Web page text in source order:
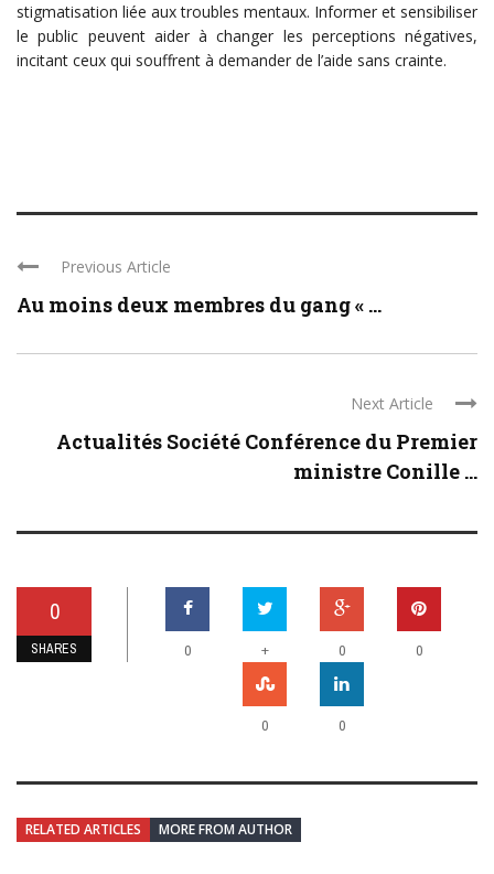
stigmatisation liée aux troubles mentaux. Informer et sensibiliser
le public peuvent aider à changer les perceptions négatives,
incitant ceux qui souffrent à demander de l’aide sans crainte.
Previous Article
Au moins deux membres du gang « ...
Next Article
Actualités Société Conférence du Premier
ministre Conille ...
0
SHARES 0 + 0 0
0 0
RELATED ARTICLES MORE FROM AUTHOR